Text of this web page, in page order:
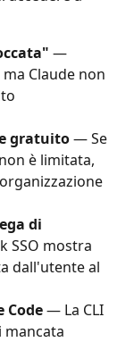
—
Claude non
gratuito — Se
è limitata,
di
SSO mostra
dall'utente al
Code — La CLI
mancata